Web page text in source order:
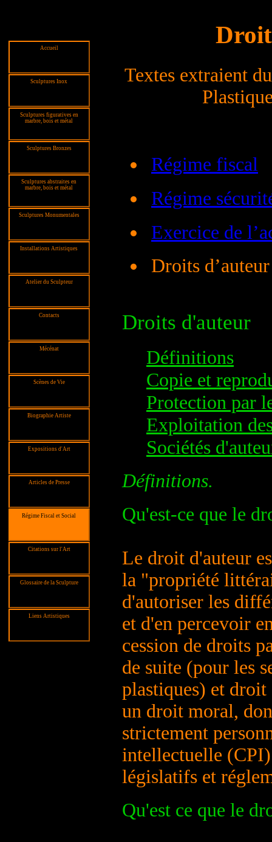
Accueil
Sculptures Inox
Sculptures figuratives en
marbre, bois et métal
Sculptures Bronzes
Sculptures abstraites en
marbre, bois et métal
Sculptures Monumentales
Installations Artistiques
Atelier du Sculpteur
Contacts
Mécénat
Scènes de Vie
Biographie Artiste
Expositions d'Art
Articles de Presse
Régime Fiscal et Social
Citations sur l'Art
Glossaire de la Sculpture
Liens Artistiques
Textes extraient
Régime fiscal
Régime
Exercice de
Droits d’auteur
Droits d'auteur
Définitions
Copie et
Protection par
Exploitation
Sociétés
Définitions.
Qu'est-ce que le
Le droit d'auteur
la "propriété
d'autoriser les
et d'en percevoir
cession de droits
de suite (pour les
plastiques) et
un droit moral,
strictement
intellectuelle
législatifs et
Qu'est ce que le